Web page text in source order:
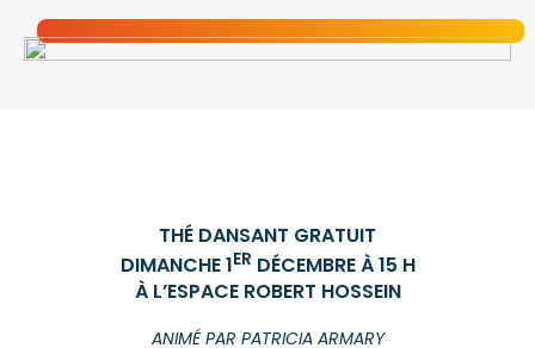
THÉ DANSANT GRATUIT
DIMANCHE 1ER DÉCEMBRE À 15 H
À L’ESPACE ROBERT HOSSEIN
ANIMÉ PAR PATRICIA ARMARY